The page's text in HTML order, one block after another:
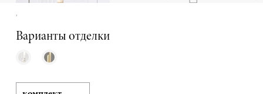
,
Варианты отделки